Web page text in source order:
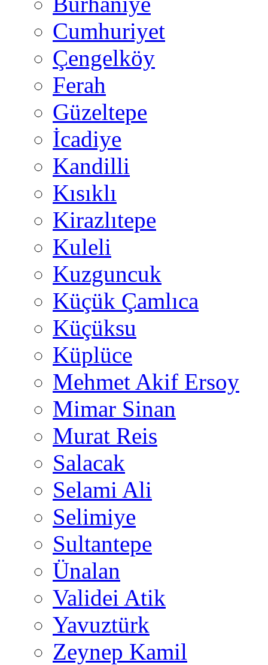
Cumhuriyet
Çengelköy
Ferah
Güzeltepe
İcadiye
Kandilli
Kısıklı
Kirazlıtepe
Kuleli
Kuzguncuk
Küçük Çamlıca
Küçüksu
Küplüce
Mehmet Akif Ersoy
Mimar Sinan
Murat Reis
Salacak
Selami Ali
Selimiye
Sultantepe
Ünalan
Validei Atik
Yavuztürk
Zeynep Kamil